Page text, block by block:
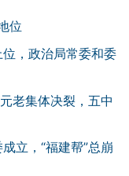
位
，政治局常委和委
老集体决裂，五中
立，“福建帮”总崩